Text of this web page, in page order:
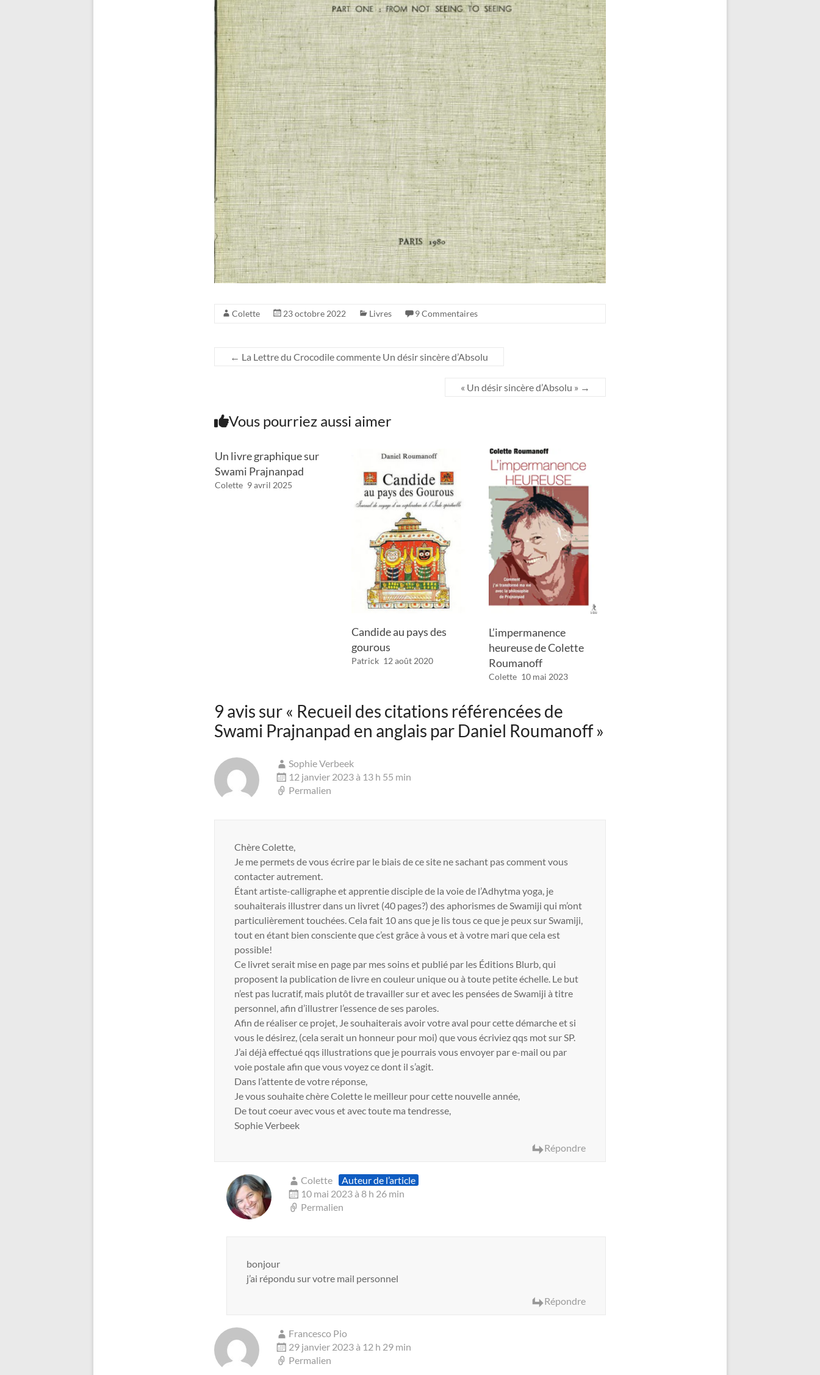
Colette 23 octobre 2022 Livres 9 Commentaires
← La Lettre du Crocodile commente Un désir sincère d’Absolu
« Un désir sincère d’Absolu » →
Vous pourriez aussi aimer
Un livre graphique sur
Swami Prajnanpad
Colette 9 avril 2025
Candide au pays des
gourous
Patrick 12 août 2020
L’impermanence
heureuse de Colette
Roumanoff
Colette 10 mai 2023
9 avis sur « Recueil des citations référencées de
Swami Prajnanpad en anglais par Daniel Roumanoff»
Sophie Verbeek
12 janvier 2023 à 13 h 55 min
Permalien
Chère Colette,
Je me permets de vous écrire par le biais de ce site ne sachant pas comment vous
contacter autrement.
Étant artiste-calligraphe et apprentie disciple de la voie de l’Adhytma yoga, je
souhaiterais illustrer dans un livret (40 pages?) des aphorismes de Swamiji qui m’ont
particulièrement touchées. Cela fait 10 ans que je lis tous ce que je peux sur Swamiji,
tout en étant bien consciente que c’est grâce à vous et à votre mari que cela est
possible!
Ce livret serait mise en page par mes soins et publié par les Éditions Blurb, qui
proposent la publication de livre en couleur unique ou à toute petite échelle. Le but
n’est pas lucratif, mais plutôt de travailler sur et avec les pensées de Swamiji à titre
personnel, afin d’illustrer l’essence de ses paroles.
Afin de réaliser ce projet, Je souhaiterais avoir votre aval pour cette démarche et si
vous le désirez, (cela serait un honneur pour moi) que vous écriviez qqs mot sur SP.
J’ai déjà effectué qqs illustrations que je pourrais vous envoyer par e-mail ou par
voie postale afin que vous voyez ce dont il s’agit.
Dans l’attente de votre réponse,
Je vous souhaite chère Colette le meilleur pour cette nouvelle année,
De tout coeur avec vous et avec toute ma tendresse,
Sophie Verbeek
Répondre
Colette
Auteur de l’article
10 mai 2023 à 8 h 26 min
Permalien
bonjour
j’ai répondu sur votre mail personnel
Répondre
Francesco Pio
29 janvier 2023 à 12 h 29 min
Permalien